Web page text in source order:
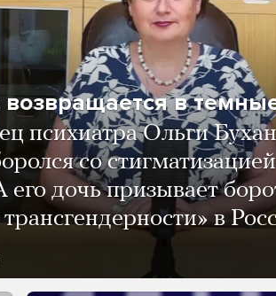
возвращается в
психиатра Ольги
со стигматизацией
дочь призывает
в